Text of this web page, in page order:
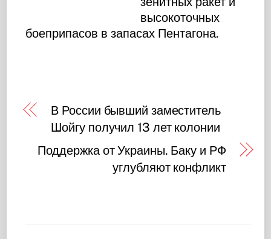
высокоточных
боеприпасов в запасах Пентагона.
В России бывший заместитель
Шойгу получил 13 лет колонии
Поддержка от Украины. Баку и РФ
углубляют конфликт